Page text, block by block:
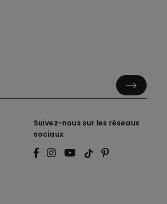
Suivez-nous sur les réseaux
sociaux